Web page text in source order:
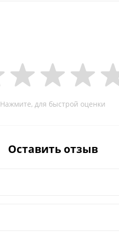
Нажмите, для быстрой оценки
Оставить отзыв